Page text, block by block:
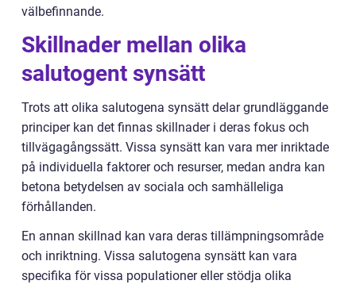
välbefinnande.
Skillnader mellan olika
salutogent synsätt
Trots att olika salutogena synsätt delar grundläggande
principer kan det finnas skillnader i deras fokus och
tillvägagångssätt. Vissa synsätt kan vara mer inriktade
på individuella faktorer och resurser, medan andra kan
betona betydelsen av sociala och samhälleliga
förhållanden.
En annan skillnad kan vara deras tillämpningsområde
och inriktning. Vissa salutogena synsätt kan vara
specifika för vissa populationer eller stödja olika